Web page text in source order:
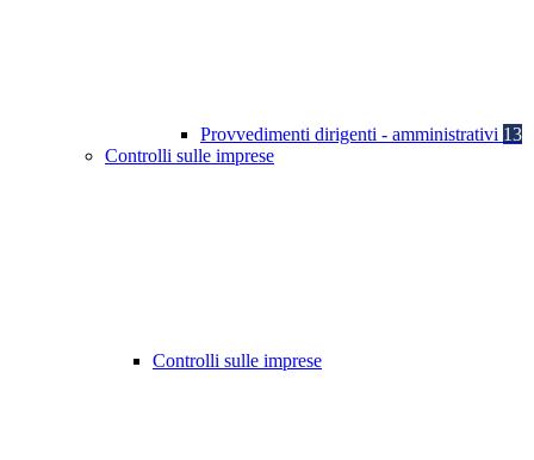
Provvedimenti dirigenti - amministrativi 13
Controlli sulle imprese
Controlli sulle imprese